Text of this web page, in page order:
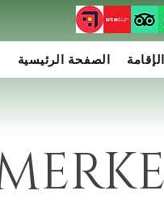
الصفحة الرئيسية الإقامة